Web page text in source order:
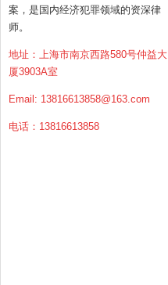
案，是国内经济犯罪领域的资深律
师。
地址：上海市南京西路580号仲益大
厦3903A室
Email: 13816613858@163.com
电话：13816613858